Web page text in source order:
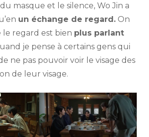
masque et le silence, Wo Jin a
un échange de regard. On
regard est bien plus parlant
je pense à certains gens qui
ne pas pouvoir voir le visage des
de leur visage.